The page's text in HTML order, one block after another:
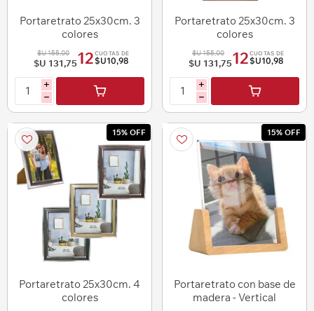
Portaretrato 25x30cm. 3
colores
$U 155,00
$U 131,7512 CUOTAS DE
$U10,98
i
h
Portaretrato 25x30cm. 3
colores
$U 155,00
$U 131,7512 CUOTAS DE
$U10,98
i
h
15% OFF
Portaretrato 25x30cm. 4
colores
15% OFF
Portaretrato con base de
madera - Vertical